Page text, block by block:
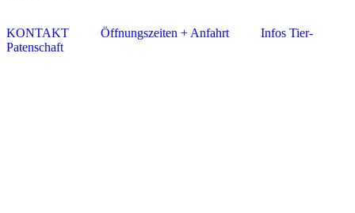
KONTAKT Öffnungszeiten + Anfahrt
Infos Tier-
Patenschaft